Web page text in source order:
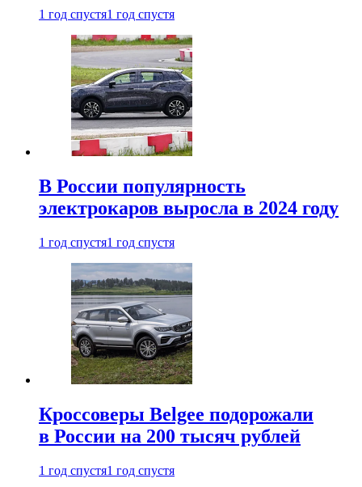
1 год спустя1 год спустя
В России популярность
электрокаров выросла в 2024 году
1 год спустя1 год спустя
Кроссоверы Belgee подорожали
в России на 200 тысяч рублей
1 год спустя1 год спустя